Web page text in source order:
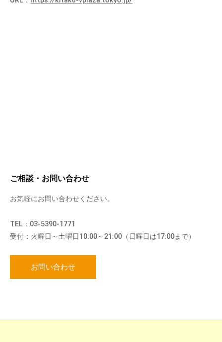
ご相談・お問い合わせ
お気軽にお問い合わせください。
TEL：03-5390-1771
受付：火曜日～土曜日10:00～21:00（日曜日は17:00まで）
お問い合わせ